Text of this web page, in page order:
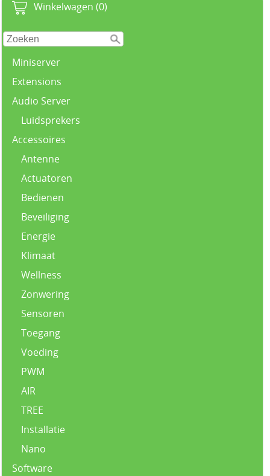
Winkelwagen (0)
Miniserver
Extensions
Audio Server
Luidsprekers
Accessoires
Antenne
Actuatoren
Bedienen
Beveiliging
Energie
Klimaat
Wellness
Zonwering
Sensoren
Toegang
Voeding
PWM
AIR
TREE
Installatie
Nano
Software